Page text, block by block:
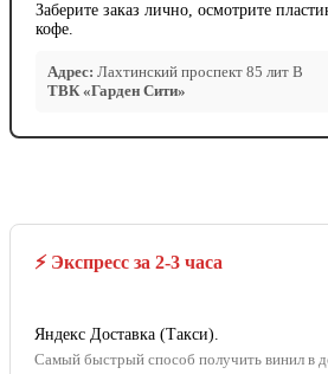
Заберите заказ лично, осмотрите
кофе.
Адрес: Лахтинский проспект 85 лит В
ТВК «Гарден Сити»
⚡ Экспресс за 2-3 часа
Яндекс Доставка (Такси).
Самый быстрый способ получить винил в